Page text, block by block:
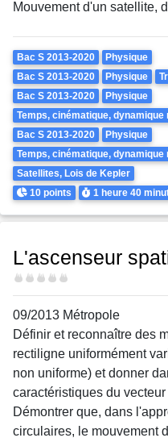
Mouvement d'un satellite,
Theme
Bac S 2013-2020
Physique
Bac S 2013-2020
Physique
Bac S 2013-2020
Physique
Temps, cinématique, dynamique
Bac S 2013-2020
Physique
Temps, cinématique, dynamique
Satellites, Lois de Kepler
Points
10 points Durée
1 heure40
L'ascenseur
Difficulté
09/2013 Métropole
Définir et reconnaître des
rectiligne uniformément
non uniforme) et donner
caractéristiques du
Démontrer que, dans
circulaires, le mouvement